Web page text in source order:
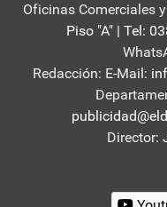
Oficinas Comerciales
Piso "A" | Tel:
Redacción: E-Mail:
Director: